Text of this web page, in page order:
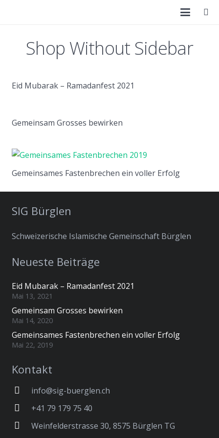
Shop Without Sidebar
Eid Mubarak – Ramadanfest 2021
Gemeinsam Grosses bewirken
Gemeinsames Fastenbrechen ein voller Erfolg
SIG Bürglen
Schweizerische Islamische Gemeinschaft Bürglen
Neueste Beiträge
Eid Mubarak – Ramadanfest 2021
Mai 13, 2021
Gemeinsam Grosses bewirken
Mai 14, 2020
Gemeinsames Fastenbrechen ein voller Erfolg
Mai 22, 2019
Kontakt
info@sig-buerglen.ch
+41 79 179 75 40
Weinfelderstrasse 30, 8575 Bürglen TG